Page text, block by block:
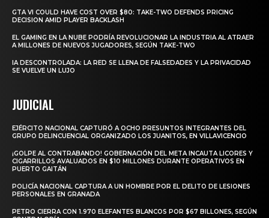
GTA VI COULD HAVE COST OVER $80: TAKE-TWO DEFENDS PRICING
DECISION AMID PLAYER BACKLASH
EL GAMING EN LA NUBE PODRÍA REVOLUCIONAR LA INDUSTRIA AL ATRAER
A MILLONES DE NUEVOS JUGADORES, SEGÚN TAKE-TWO
IA DESCONTROLADA: LA RED SE LLENA DE FALSEDADES Y LA PRIVACIDAD
SE VUELVE UN LUJO
JUDICIAL
EJÉRCITO NACIONAL CAPTURÓ A OCHO PRESUNTOS INTEGRANTES DEL
GRUPO DELINCUENCIAL ORGANIZADO LOS JUANITOS, EN VILLAVICENCIO
¡GOLPE AL CONTRABANDO! GOBERNACIÓN DEL META INCAUTA LICORES Y
CIGARRILLOS AVALUADOS EN $10 MILLONES DURANTE OPERATIVOS EN
PUERTO GAITÁN
POLICÍA NACIONAL CAPTURA A UN HOMBRE POR EL DELITO DE LESIONES
PERSONALES EN GRANADA
PETRO CIERRA CON 1.970 ELEFANTES BLANCOS POR $67 BILLONES, SEGÚN